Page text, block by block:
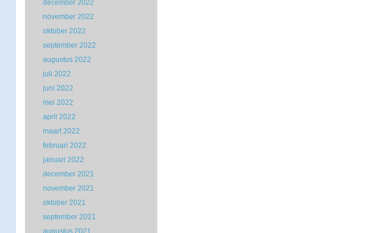
december 2022
november 2022
oktober 2022
september 2022
augustus 2022
juli 2022
juni 2022
mei 2022
april 2022
maart 2022
februari 2022
januari 2022
december 2021
november 2021
oktober 2021
september 2021
augustus 2021